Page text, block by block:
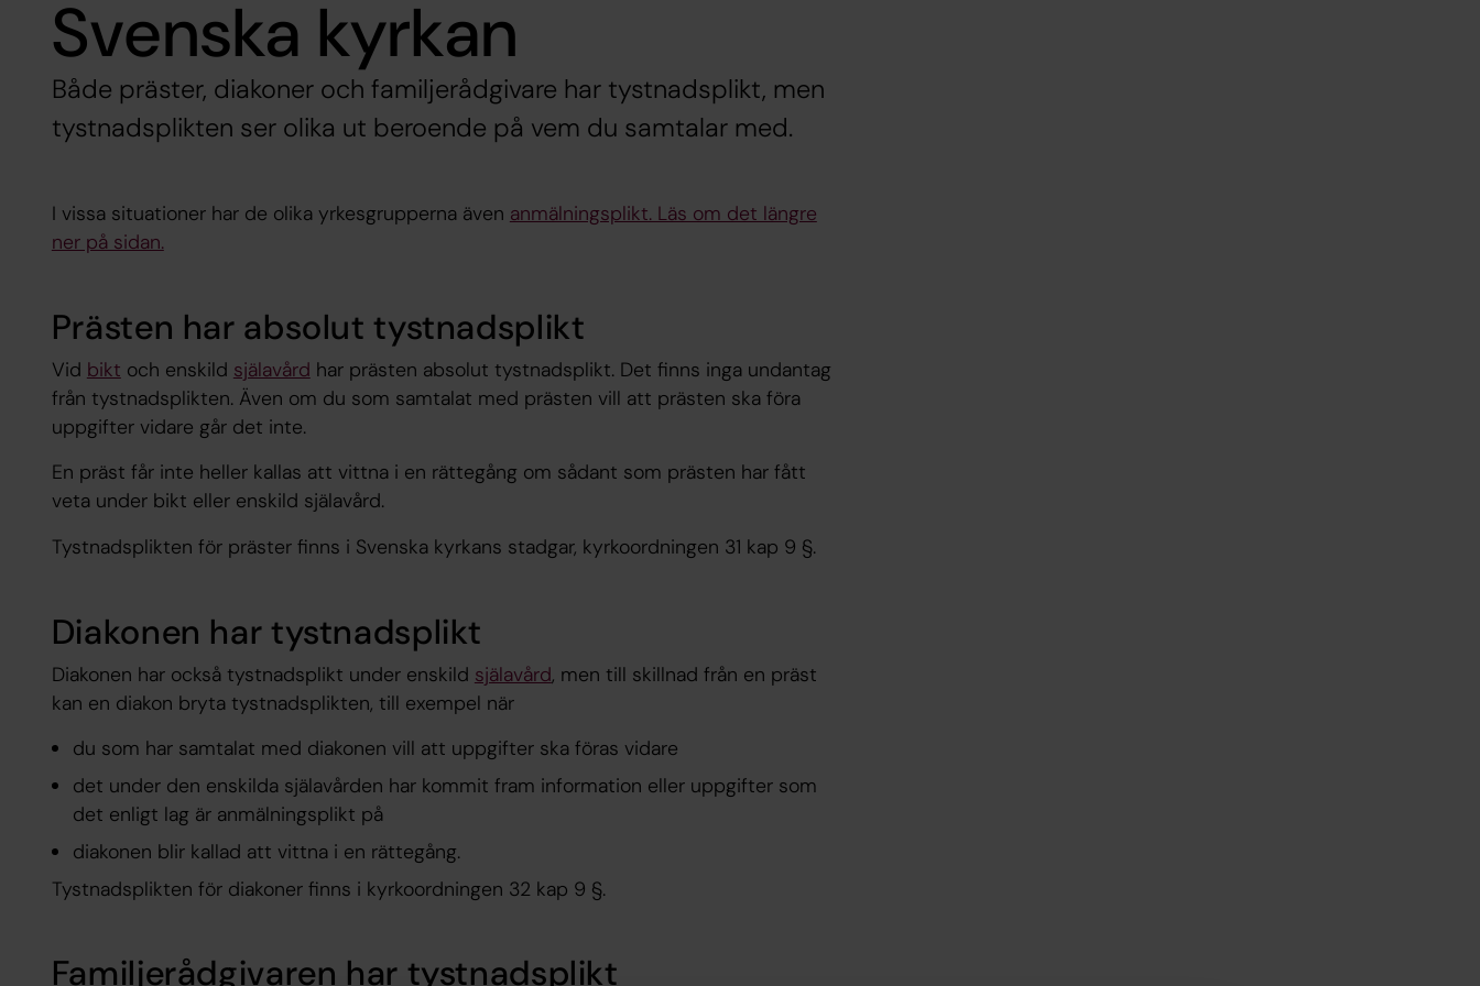
Svenska kyrkan
Både präster, diakoner och familjerådgivare har tystnadsplikt, men
tystnadsplikten ser olika ut beroende på vem du samtalar med.
I vissa situationer har de olika yrkesgrupperna även anmälningsplikt. Läs om det längre
ner på sidan.
Prästen har absolut tystnadsplikt
Vid bikt och enskild själavård har prästen absolut tystnadsplikt. Det finns inga undantag
från tystnadsplikten. Även om du som samtalat med prästen vill att prästen ska föra
uppgifter vidare går det inte.
En präst får inte heller kallas att vittna i en rättegång om sådant som prästen har fått
veta under bikt eller enskild själavård.
Tystnadsplikten för präster finns i Svenska kyrkans stadgar, kyrkoordningen 31 kap 9 §.
Diakonen har tystnadsplikt
Diakonen har också tystnadsplikt under enskild själavård, men till skillnad från en präst
kan en diakon bryta tystnadsplikten, till exempel när
du som har samtalat med diakonen vill att uppgifter ska föras vidare
det under den enskilda själavården har kommit fram information eller uppgifter som
det enligt lag är anmälningsplikt på
diakonen blir kallad att vittna i en rättegång.
Tystnadsplikten för diakoner finns i kyrkoordningen 32 kap 9 §.
Familjerådgivaren har tystnadsplikt